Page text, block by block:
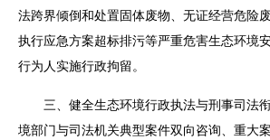
法跨界倾倒和处置固体废物、无证经营危险
执行应急方案超标排污等严重危害生态环境
行为人实施行政拘留。
三、健全生态环境行政执法与刑事司法
境部门与司法机关典型案件双向咨询、重大